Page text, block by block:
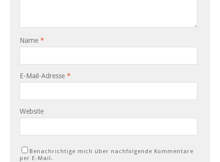
Name *
E-Mail-Adresse *
Website
Benachrichtige mich über nachfolgende Kommentare
per E-Mail.